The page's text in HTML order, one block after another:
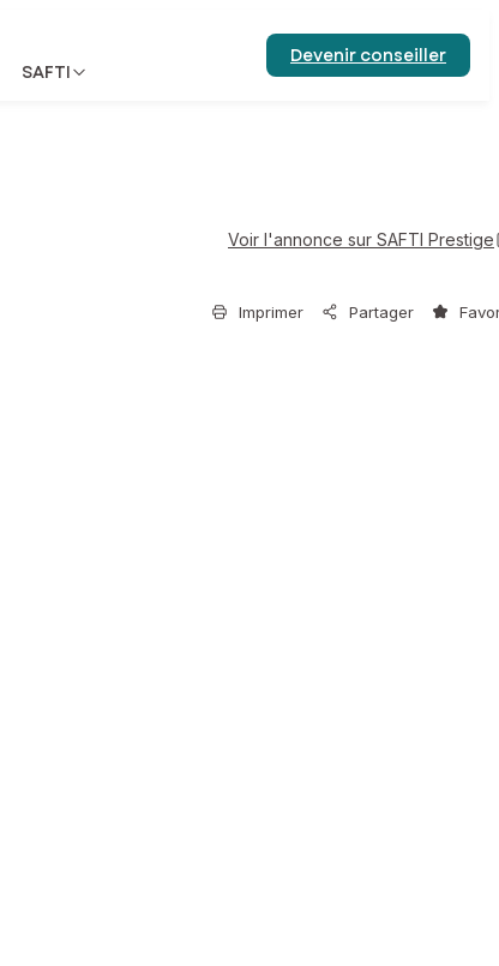
SAFTI
Devenir conseiller
Voir l'annonce sur SAFTI Prestige
Imprimer Partager